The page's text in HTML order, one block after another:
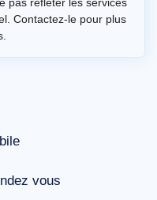
Contactez-le pour plus
vous